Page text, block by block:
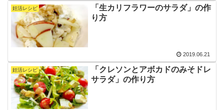
妊活レシピ
「生カリフラワーのサラダ」の作
り方
2019.06.21
妊活レシピ
「クレソンとアボカドのみそドレ
サラダ」の作り方